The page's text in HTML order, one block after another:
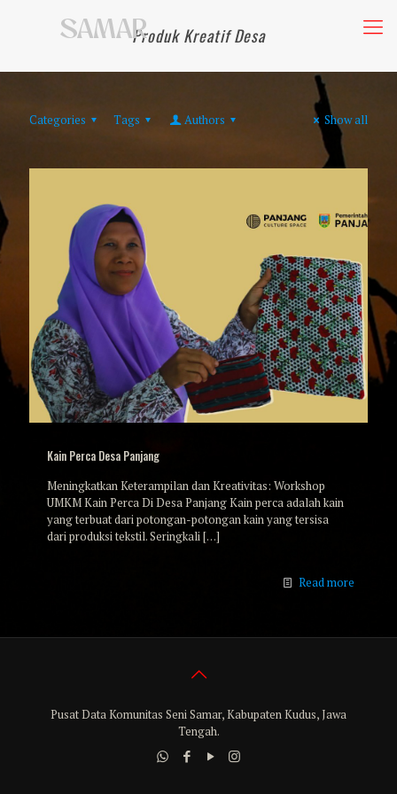
Produk Kreatif Desa
Categories Tags Authors Show all
Kain Perca Desa Panjang
Meningkatkan Keterampilan dan Kreativitas: Workshop
UMKM Kain Perca Di Desa Panjang Kain perca adalah kain
yang terbuat dari potongan-potongan kain yang tersisa
dari produksi tekstil. Seringkali[…]
Read more
Pusat Data Komunitas Seni Samar, Kabupaten Kudus, Jawa
Tengah.